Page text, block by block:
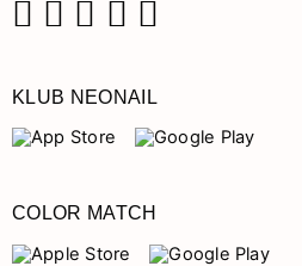
KLUB NEONAIL
COLOR MATCH